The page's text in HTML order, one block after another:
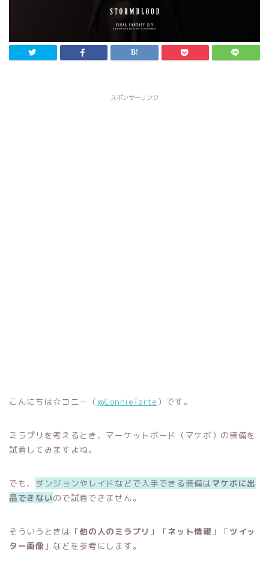
スポンサーリンク
こんにちは☆コニー（ @ConnieTarte ）です。
ミラプリを考えるとき、マーケットボード（マケボ）の装備を
試着してみますよね。
でも、 ダンジョンやレイドなどで入手できる装備は マケボに出
品できないので試着できません。
そういうときは「他の人のミラプリ 」「ネット情報 」「 ツイッ
ター画像 」などを参考にします。